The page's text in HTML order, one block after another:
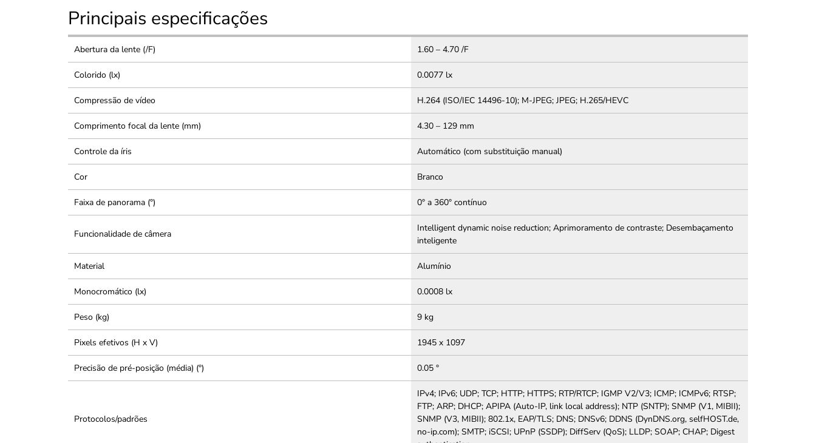
Principais especificações
Abertura da lente (/F) 1.60 – 4.70 /F
Colorido (lx) 0.0077 lx
Compressão de vídeo H.264 (ISO/IEC 14496-10); M-JPEG; JPEG; H.265/HEVC
Comprimento focal da lente (mm) 4.30 – 129 mm
Controle da íris Automático (com substituição manual)
Cor Branco
Faixa de panorama (°) 0° a 360° contínuo
Funcionalidade de câmera
Intelligent dynamic noise reduction; Aprimoramento de contraste; Desembaçamento
inteligente
Material Alumínio
Monocromático (lx) 0.0008 lx
Peso (kg) 9 kg
Pixels efetivos (H x V) 1945 x 1097
Precisão de pré-posição (média) (°) 0.05 °
Protocolos/padrões
IPv4; IPv6; UDP; TCP; HTTP; HTTPS; RTP/RTCP; IGMP V2/V3; ICMP; ICMPv6; RTSP;
FTP; ARP; DHCP; APIPA (Auto-IP, link local address); NTP (SNTP); SNMP (V1, MIBII);
SNMP (V3, MIBII); 802.1x, EAP/TLS; DNS; DNSv6; DDNS (DynDNS.org, selfHOST.de,
no-ip.com); SMTP; iSCSI; UPnP (SSDP); DiffServ (QoS); LLDP; SOAP; CHAP; Digest